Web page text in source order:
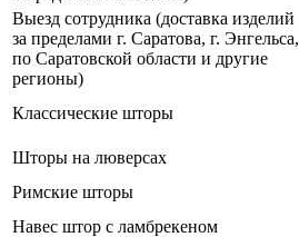
Выезд сотрудника (доставка изделий
за пределами г. Саратова, г. Энгельса,
по Саратовской области и другие
регионы)
Классические шторы
Шторы на люверсах
Римские шторы
Навес штор с ламбрекеном